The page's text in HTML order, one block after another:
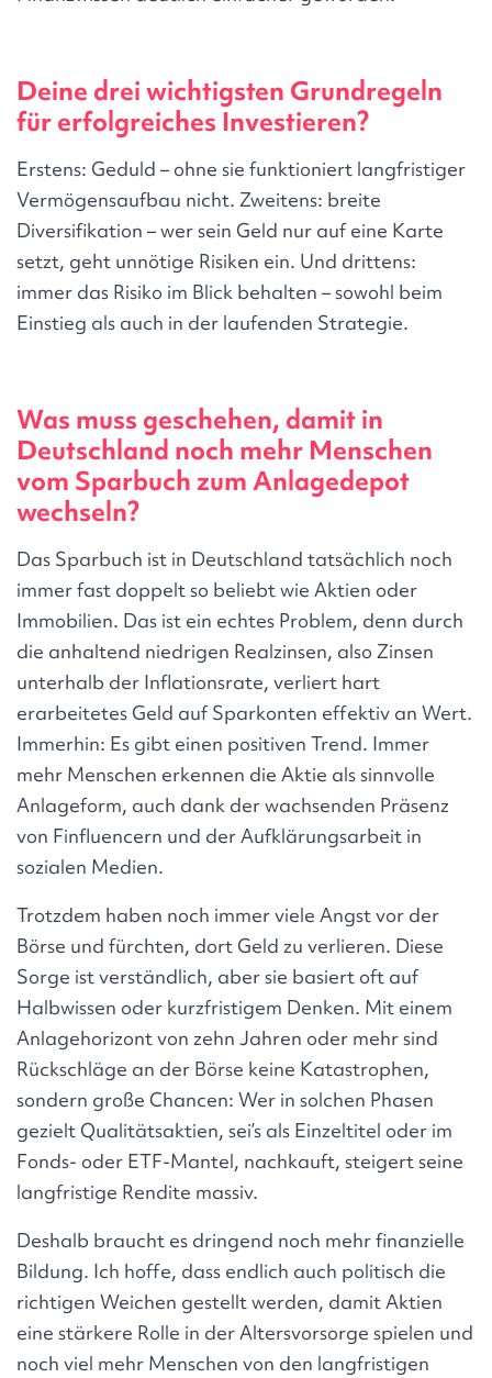
Deine drei wichtigsten Grundregeln
für erfolgreiches Investieren?
Erstens: Geduld – ohne sie funktioniert langfristiger
Vermögensaufbau nicht. Zweitens: breite
Diversifikation – wer sein Geld nur auf eine Karte
setzt, geht unnötige Risiken ein. Und drittens:
immer das Risiko im Blick behalten – sowohl beim
Einstieg als auch in der laufenden Strategie.
Was muss geschehen, damit in
Deutschland noch mehr Menschen
vom Sparbuch zum Anlagedepot
wechseln?
Das Sparbuch ist in Deutschland tatsächlich noch
immer fast doppelt so beliebt wie Aktien oder
Immobilien. Das ist ein echtes Problem, denn durch
die anhaltend niedrigen Realzinsen, also Zinsen
unterhalb der Inflationsrate, verliert hart
erarbeitetes Geld auf Sparkonten effektiv an Wert.
Immerhin: Es gibt einen positiven Trend. Immer
mehr Menschen erkennen die Aktie als sinnvolle
Anlageform, auch dank der wachsenden Präsenz
von Finfluencern und der Aufklärungsarbeit in
sozialen Medien.
Trotzdem haben noch immer viele Angst vor der
Börse und fürchten, dort Geld zu verlieren. Diese
Sorge ist verständlich, aber sie basiert oft auf
Halbwissen oder kurzfristigem Denken. Mit einem
Anlagehorizont von zehn Jahren oder mehr sind
Rückschläge an der Börse keine Katastrophen,
sondern große Chancen: Wer in solchen Phasen
gezielt Qualitätsaktien, sei’s als Einzeltitel oder im
Fonds- oder ETF-Mantel, nachkauft, steigert seine
langfristige Rendite massiv.
Deshalb braucht es dringend noch mehr finanzielle
Bildung. Ich hoffe, dass endlich auch politisch die
richtigen Weichen gestellt werden, damit Aktien
eine stärkere Rolle in der Altersvorsorge spielen und
noch viel mehr Menschen von den langfristigen